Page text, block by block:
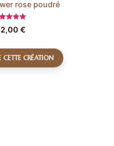
rose poudré
Note
5.00 €
CETTE CRÉATION